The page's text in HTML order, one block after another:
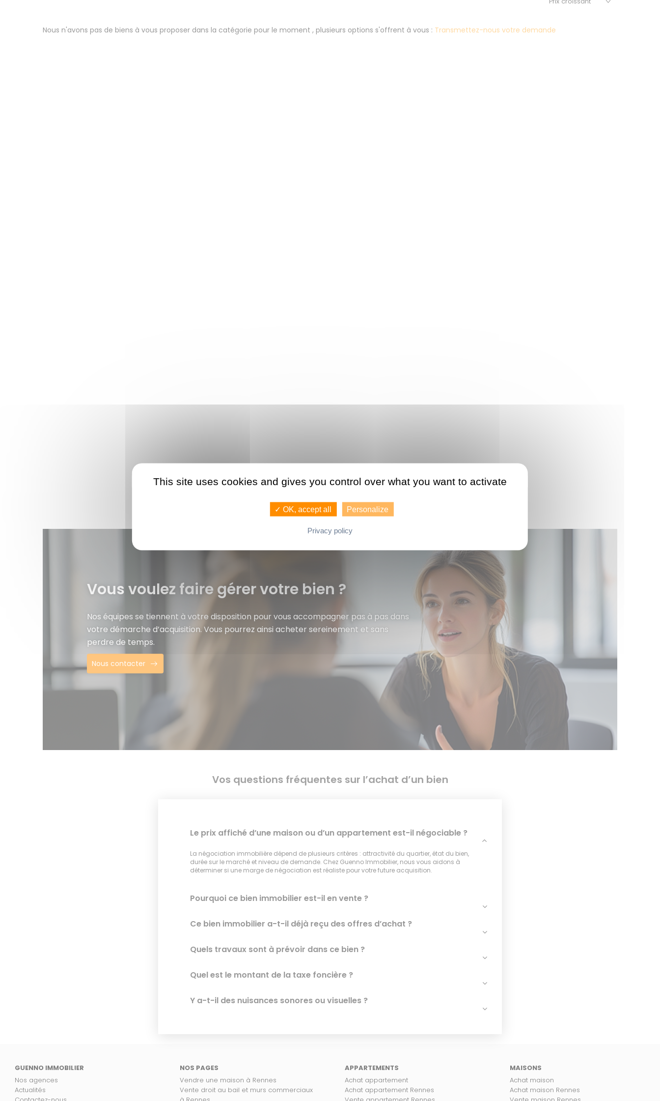
Nous n'avons pas de biens à vous proposer dans la catégorie pour le moment , plusieurs options s'offrent à vous : Transmettez-nous votre demande
Vous voulez faire gérer votre bien ?
Nos équipes se tiennent à votre disposition pour vous accompagner pas à pas dans
votre démarche d’acquisition. Vous pourrez ainsi acheter sereinement et sans
perdre de temps.
Nous contacter
Vos questions fréquentes sur l’achat d’un bien
Le prix affiché d’une maison ou d’un appartement est-il négociable ?
La négociation immobilière dépend de plusieurs critères : attractivité du quartier, état du bien,
durée sur le marché et niveau de demande. Chez Guenno Immobilier, nous vous aidons à
déterminer si une marge de négociation est réaliste pour votre future acquisition.
Pourquoi ce bien immobilier est-il en vente ?
Ce bien immobilier a-t-il déjà reçu des offres d’achat ?
Quels travaux sont à prévoir dans ce bien ?
Quel est le montant de la taxe foncière ?
Y a-t-il des nuisances sonores ou visuelles ?
GUENNO IMMOBILIER
Nos agences
Actualités
NOS PAGES
Vendre une maison à Rennes
Vente droit au bail et murs commerciaux
APPARTEMENTS
Achat appartement
Achat appartement Rennes
MAISONS
Achat maison
Achat maison Rennes
This site uses cookies and gives you control over what you want to activate
✓ OK, accept all Personalize
Privacy policy